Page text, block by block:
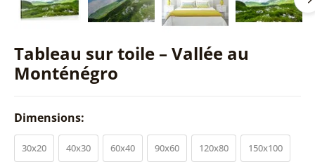
Tableau sur toile – Vallée au
Monténégro
Dimensions:
30x20 40x30 60x40 90x60 120x80 150x100